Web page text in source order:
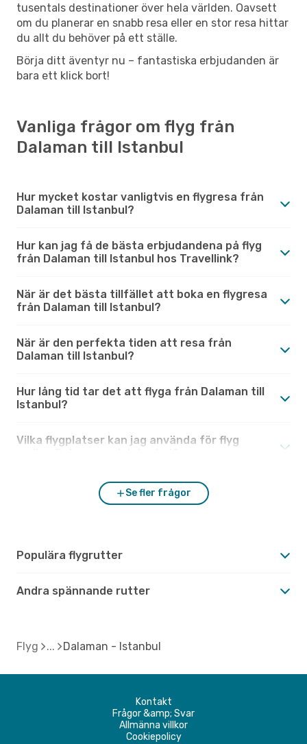
tusentals destinationer över hela världen. Oavsett
om du planerar en snabb resa eller en stor resa hittar
du allt du behöver på ett ställe.
Börja ditt äventyr nu – fantastiska erbjudanden är
bara ett klick bort!
Vanliga frågor om flyg från
Dalaman till Istanbul
Hur mycket kostar vanligtvis en flygresa från
Dalaman till Istanbul?
Hur kan jag få de bästa erbjudandena på flyg
från Dalaman till Istanbul hos Travellink?
När är det bästa tillfället att boka en flygresa
från Dalaman till Istanbul?
När är den perfekta tiden att resa från
Dalaman till Istanbul?
Hur lång tid tar det att flyga från Dalaman till
Istanbul?
Vilka flygplatser kan jag använda för flyg
Se fler frågor
Populära flygrutter
Andra spännande rutter
Flyg Dalaman - Istanbul
Kontakt
Frågor &amp; Svar
Allmänna villkor
Cookiepolicy